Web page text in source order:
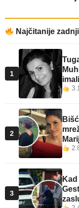
Najčitanije
1
2
3